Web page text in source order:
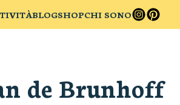
BLOGSHOPCHI SONO
de Brunhoff